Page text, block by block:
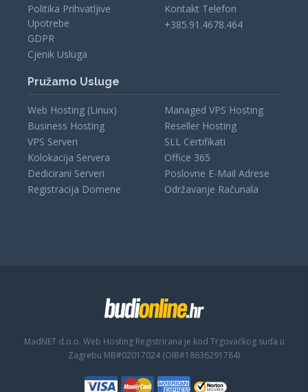
Pružamo Usluge
Web Hosting (Linux)
Business Hosting
VPS Serveri
Kolokacija Servera
Dedicirani Serveri
Registracija Domene
Managed VPS Hosting
Reseller Hosting
SLL Certifikati
Office 365
Poslovne E-Mail Adrese
Održavanje Računala
Politika Prihvatljive
Upotrebe
GDPR
Cjenik Usluga
Kontakt Telefon
+385.91.4678.464
MadNET d.o.o. Web Hosting Registrirana je kod Trgovačkog suda u
Zagrebu MB#02017024 (OIB#18636291784)